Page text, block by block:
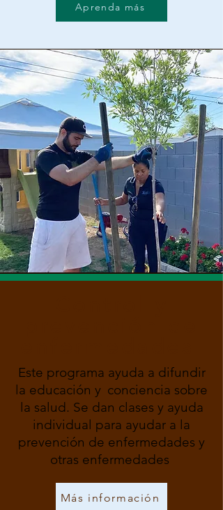
Aprenda más
Este programa ayuda a difundir
la educación y conciencia sobre
la salud. Se dan clases y ayuda
individual para ayudar a la
prevención de enfermedades y
otras enfermedades
Más información